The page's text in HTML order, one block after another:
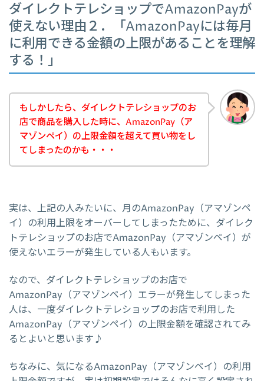
ダイレクトテレショップでAmazonPayが
使えない理由２．「AmazonPayには毎月
に利用できる金額の上限があることを理解
する！」
もしかしたら、ダイレクトテレショップのお
店で商品を購入した時に、AmazonPay（ア
マゾンペイ）の上限金額を超えて買い物をし
てしまったのかも・・・
実は、上記の人みたいに、月のAmazonPay（アマゾンペ
イ）の利用上限をオーバーしてしまったために、ダイレク
トテレショップのお店でAmazonPay（アマゾンペイ）が
使えないエラーが発生している人もいます。
なので、ダイレクトテレショップのお店で
AmazonPay（アマゾンペイ）エラーが発生してしまった
人は、一度ダイレクトテレショップのお店で利用した
AmazonPay（アマゾンペイ）の上限金額を確認されてみ
るとよいと思います♪
ちなみに、気になるAmazonPay（アマゾンペイ）の利用